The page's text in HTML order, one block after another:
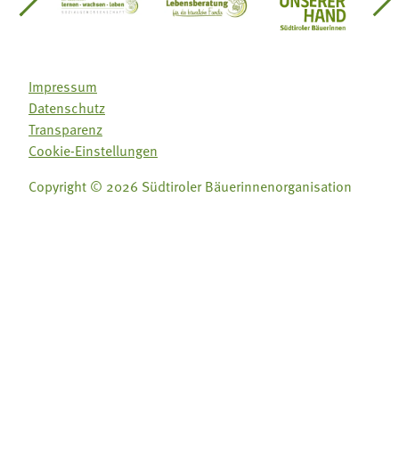
Südtirol
Gärtnervereinigung
Sozialgenossenschaft Mit Bäuerinnen lernen -
Lebensberatung für dieAus unserer
Impressum
Datenschutz
Transparenz
Cookie-Einstellungen
Copyright © 2026 Südtiroler Bäuerinnenorganisation